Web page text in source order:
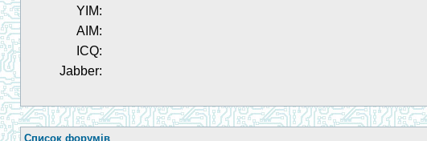
YIM:
AIM:
ICQ:
Jabber:
Список форумів